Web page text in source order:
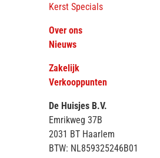
Kerst Specials
Over ons
Nieuws
Zakelijk
Verkooppunten
De Huisjes B.V.
Emrikweg 37B
2031 BT Haarlem
BTW: NL859325246B01